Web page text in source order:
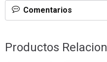
Comentarios
Productos